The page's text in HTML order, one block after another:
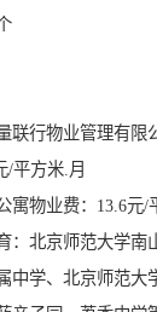
联行物业管理有限
/平方米.月
寓物业费：13.6元/
：北京师范大学南
中学、北京师范大